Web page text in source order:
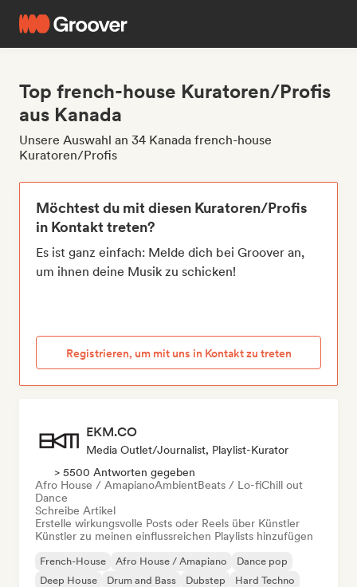
Top french-house Kuratoren/Profis
aus Kanada
Unsere Auswahl an 34 Kanada french-house
Kuratoren/Profis
Möchtest du mit diesen Kuratoren/Profis
in Kontakt treten?
Es ist ganz einfach: Melde dich bei Groover an,
um ihnen deine Musik zu schicken!
Registrieren, um mit uns in Kontakt zu treten
EKM.CO
Media Outlet/Journalist, Playlist-Kurator
> 5500 Antworten gegeben
Afro House / AmapianoAmbientBeats / Lo-fiChill out
Dance
Schreibe Artikel
Erstelle wirkungsvolle Posts oder Reels über Künstler
Künstler zu meinen einflussreichen Playlists hinzufügen
French-House Afro House / Amapiano
Dance pop
Deep House
Drum and Bass Dubstep
Hard Techno